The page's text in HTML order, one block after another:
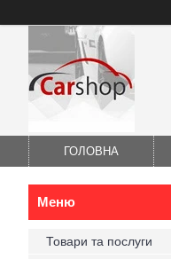
ГОЛОВНА
Товари та послуги